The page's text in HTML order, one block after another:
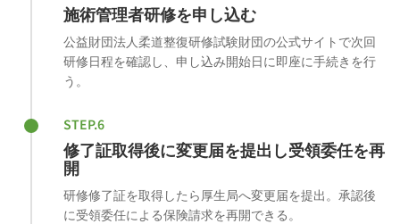
施術管理者研修を申し込む
公益財団法人柔道整復研修試験財団の公式サイトで次回
研修日程を確認し、申し込み開始日に即座に手続きを行
う。
STEP.6
修了証取得後に変更届を提出し受領委任を再
開
研修修了証を取得したら厚生局へ変更届を提出。承認後
に受領委任による保険請求を再開できる。